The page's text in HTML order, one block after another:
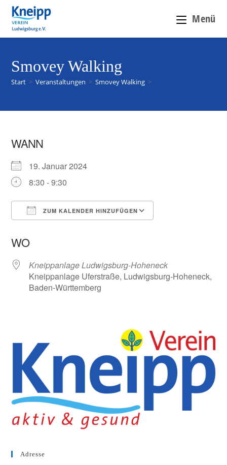
Menü
Smovey Walking
Start > Veranstaltungen > Smovey Walking >
WANN
19. Januar 2024
8:30 - 9:30
ZUM KALENDER HINZUFÜGEN
WO
Kneippanlage Ludwigsburg-Hoheneck
Kneippanlage Uferstraße, Ludwigsburg-Hoheneck,
Baden-Württemberg
Adresse